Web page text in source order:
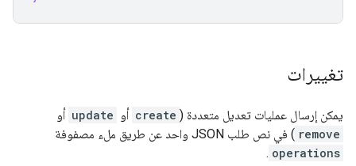
تغييرات
يمكن إرسال عمليات تعديل متعددة ( create أو update أو
remove ) في نص طلب JSON واحد عن طريق ملء مصفوفة
operations
.